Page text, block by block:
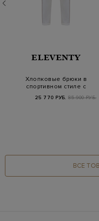
ELEVENTY
Хлопковые брюки в
спортивном стиле с
25 770 РУБ. 85 900 РУБ.
ВСЕ